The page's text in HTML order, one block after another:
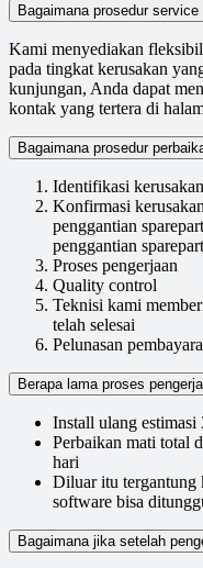
Bagaimana prosedur service
Kami menyediakan
pada tingkat kerusakan
kunjungan, Anda dapat
kontak yang tertera di
Bagaimana prosedur
Identifikasi
Konfirmasi
penggantian
penggantian
Proses pengerjaan
Quality control
Teknisi kami
telah selesai
Pelunasan
Berapa lama proses
Install ulang estimasi
Perbaikan mati total
hari
Diluar itu tergantung
software bisa
Bagaimana jika setelah